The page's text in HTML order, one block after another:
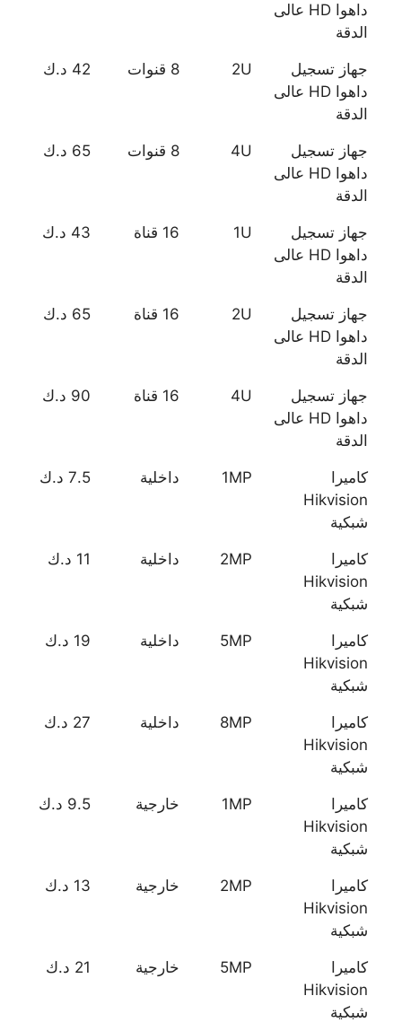
داهوا HD عالى
الدقة
جهاز تسجيل
داهوا HD عالى
الدقة
2U 8 قنوات 42 د.ك
جهاز تسجيل
داهوا HD عالى
الدقة
4U 8 قنوات 65 د.ك
جهاز تسجيل
داهوا HD عالى
الدقة
1U 16 قناة 43 د.ك
جهاز تسجيل
داهوا HD عالى
الدقة
2U 16 قناة 65 د.ك
جهاز تسجيل
داهوا HD عالى
الدقة
4U 16 قناة 90 د.ك
كاميرا
Hikvision
شبكية
1MP داخلية 7.5 د.ك
كاميرا
Hikvision
شبكية
2MP داخلية 11 د.ك
كاميرا
Hikvision
شبكية
5MP داخلية 19 د.ك
كاميرا
Hikvision
شبكية
8MP داخلية 27 د.ك
كاميرا
Hikvision
شبكية
1MP خارجية 9.5 د.ك
كاميرا
Hikvision
شبكية
2MP خارجية 13 د.ك
كاميرا
Hikvision
شبكية
5MP خارجية 21 د.ك